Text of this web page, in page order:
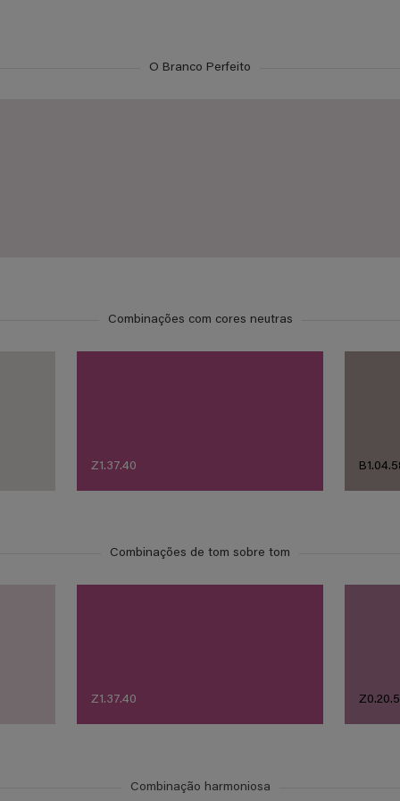
O Branco Perfeito
Combinações com cores neutras
Z1.37.40
Combinações de tom sobre tom
Z1.37.40
Combinação harmoniosa